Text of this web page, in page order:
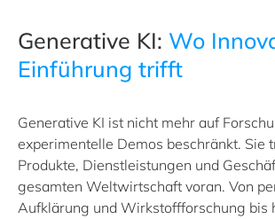
Generative KI: Wo
Einführung trifft
Generative KI ist nicht mehr auf
experimentelle Demos beschränkt. Sie
Produkte, Dienstleistungen und
gesamten Weltwirtschaft voran. Von
Aufklärung und Wirkstoffforschung bis